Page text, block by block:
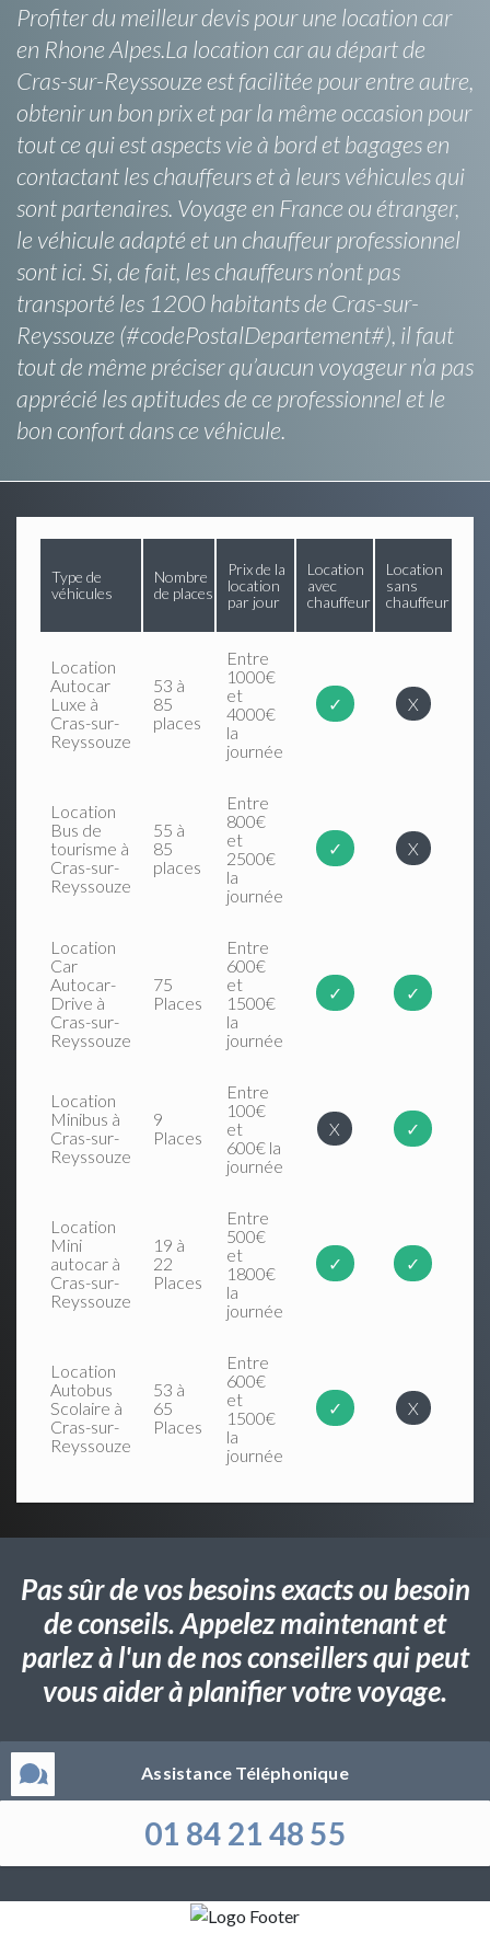
Profiter du meilleur devis pour une location car
en Rhone Alpes.La location car au départ de
Cras-sur-Reyssouze est facilitée pour entre autre,
obtenir un bon prix et par la même occasion pour
tout ce qui est aspects vie à bord et bagages en
contactant les chauffeurs et à leurs véhicules qui
sont partenaires. Voyage en France ou étranger,
le véhicule adapté et un chauffeur professionnel
sont ici. Si, de fait, les chauffeurs n’ont pas
transporté les 1200 habitants de Cras-sur-
Reyssouze (#codePostalDepartement#), il faut
tout de même préciser qu’aucun voyageur n’a pas
apprécié les aptitudes de ce professionnel et le
bon confort dans ce véhicule.
Type de
véhicules
Nombre
de places
Prix de la
location
par jour
Location
avec
chauffeur
Location
sans
chauffeur
Location
Autocar
Luxe à
Cras-sur-
Reyssouze
53 à
85
places
Entre
1000€
et
4000€
la
journée
✓ X
Location
Bus de
tourisme à
Cras-sur-
Reyssouze
55 à
85
places
Entre
800€
et
2500€
la
journée
✓ X
Location
Car
Autocar-
Drive à
Cras-sur-
Reyssouze
75
Places
Entre
600€
et
1500€
la
journée
✓ ✓
Location
Minibus à
Cras-sur-
Reyssouze
9
Places
Entre
100€
et
600€ la
journée
X ✓
Location
Mini
autocar à
Cras-sur-
Reyssouze
19 à
22
Places
Entre
500€
et
1800€
la
journée
✓ ✓
Location
Autobus
Scolaire à
Cras-sur-
Reyssouze
53 à
65
Places
Entre
600€
et
1500€
la
journée
✓ X
Pas sûr de vos besoins exacts ou besoin
de conseils. Appelez maintenant et
parlez à l'un de nos conseillers qui peut
vous aider à planifier votre voyage.
Assistance Téléphonique
01 84 21 48 55